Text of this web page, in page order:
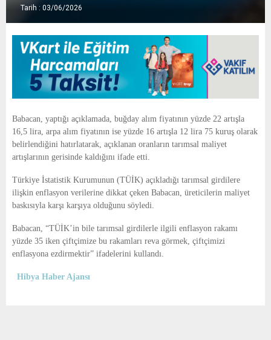
E
N
U
Tarih : 03/06/2026
Babacan, yaptığı açıklamada, buğday alım fiyatının yüzde 22 artışla
16,5 lira, arpa alım fiyatının ise yüzde 16 artışla 12 lira 75 kuruş olarak
belirlendiğini hatırlatarak, açıklanan oranların tarımsal maliyet
artışlarının gerisinde kaldığını ifade etti.
Türkiye İstatistik Kurumunun (TÜİK) açıkladığı tarımsal girdilere
ilişkin enflasyon verilerine dikkat çeken Babacan, üreticilerin maliyet
baskısıyla karşı karşıya olduğunu söyledi.
Babacan, “TÜİK’in bile tarımsal girdilerle ilgili enflasyon rakamı
yüzde 35 iken çiftçimize bu rakamları reva görmek, çiftçimizi
enflasyona ezdirmektir” ifadelerini kullandı.
Hibya Haber Ajansı